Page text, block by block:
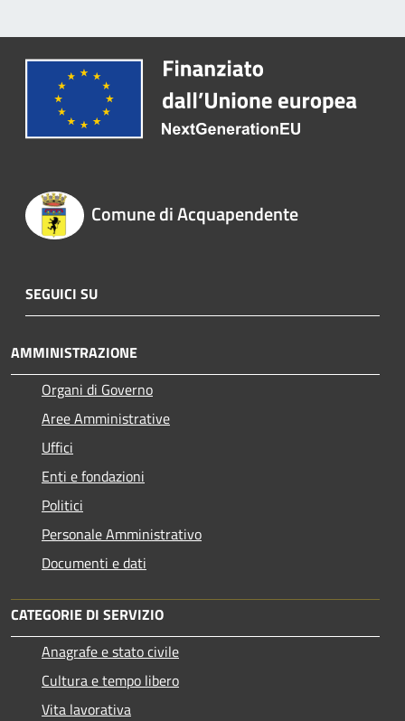
Comune di Acquapendente
SEGUICI SU
AMMINISTRAZIONE
Organi di Governo
Aree Amministrative
Uffici
Enti e fondazioni
Politici
Personale Amministrativo
Documenti e dati
CATEGORIE DI SERVIZIO
Anagrafe e stato civile
Cultura e tempo libero
Vita lavorativa